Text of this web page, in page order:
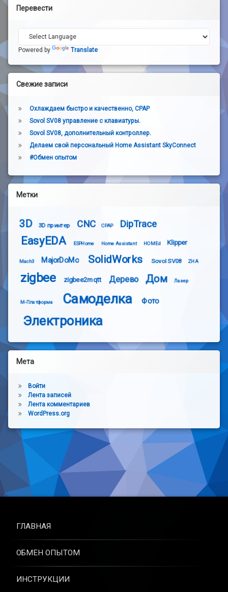
Перевести
Powered by Translate
Свежие записи
Охлаждаем быстро и качественно, CPAP
Sovol SV08 управление с клавиатуры.
Sovol SV08, дополнительный контроллер.
Делаем свой персональный Home Assistant SkyConnect
#Обмен опытом
Метки
3D 3D принтер CNC CPAP DipTrace
EasyEDA ESPHome Home Assistant HOMEd Klipper
Mach3 MajorDoMo SolidWorks Sovol SV08 ZHA
zigbee zigbee2mqtt Дерево Дом Лазер
М-Платформа Самоделка Фото
Электроника
Мета
Войти
Лента записей
Лента комментариев
WordPress.org
ГЛАВНАЯ
ОБМЕН ОПЫТОМ
ИНСТРУКЦИИ